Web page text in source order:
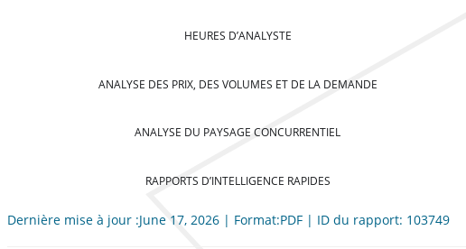
HEURES D’ANALYSTE
ANALYSE DES PRIX, DES VOLUMES ET DE LA DEMANDE
ANALYSE DU PAYSAGE CONCURRENTIEL
RAPPORTS D’INTELLIGENCE RAPIDES
Dernière mise à jour :June 17, 2026 | Format:PDF | ID du rapport: 103749